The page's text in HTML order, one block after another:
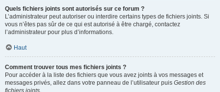
Quels fichiers joints sont autorisés sur ce forum ?
L’administrateur peut autoriser ou interdire certains types de fichiers joints. Si
vous n’êtes pas sûr de ce qui est autorisé à être chargé, contactez
l’administrateur pour plus d’informations.
Haut
Comment trouver tous mes fichiers joints ?
Pour accéder à la liste des fichiers que vous avez joints à vos messages et
messages privés, allez dans votre panneau de l’utilisateur puis Gestion des
fichiers joints.